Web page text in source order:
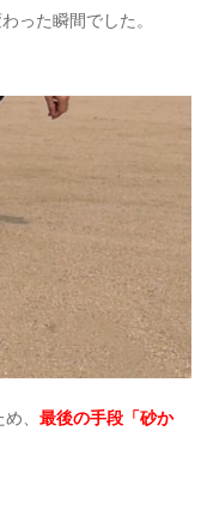
った瞬間でした。
、 最後の手段「砂か